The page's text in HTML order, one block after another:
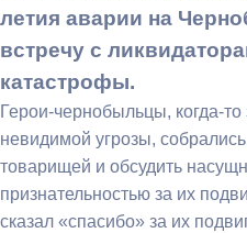
летия аварии на
встречу с
катастрофы.
Герои-чернобыльцы, когда-
невидимой угрозы,
товарищей и обсудить
признательностью за их
сказал «спасибо» за их